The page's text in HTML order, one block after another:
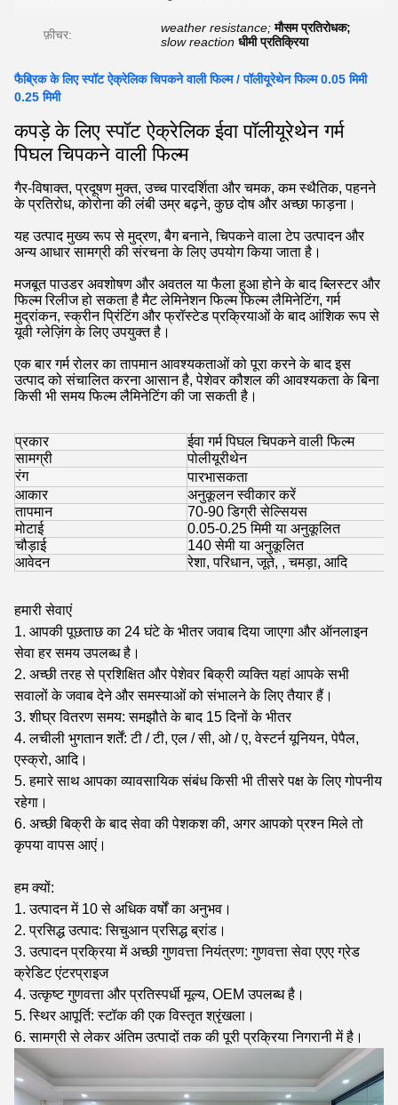
फ़ीचर: weather resistance; मौसम प्रतिरोधक;
slow reaction धीमी प्रतिक्रिया
फैब्रिक के लिए स्पॉट ऐक्रेलिक चिपकने वाली फिल्म / पॉलीयूरेथेन फिल्म 0.05 मिमी
0.25 मिमी
कपड़े के लिए स्पॉट ऐक्रेलिक ईवा पॉलीयूरेथेन गर्म
पिघल चिपकने वाली फिल्म
गैर-विषाक्त, प्रदूषण मुक्त, उच्च पारदर्शिता और चमक, कम स्थैतिक, पहनने
के प्रतिरोध, कोरोना की लंबी उम्र बढ़ने, कुछ दोष और अच्छा फाड़ना।
यह उत्पाद मुख्य रूप से मुद्रण, बैग बनाने, चिपकने वाला टेप उत्पादन और
अन्य आधार सामग्री की संरचना के लिए उपयोग किया जाता है।
मजबूत पाउडर अवशोषण और अवतल या फैला हुआ होने के बाद ब्लिस्टर और
फिल्म रिलीज हो सकता है मैट लेमिनेशन फिल्म फिल्म लैमिनेटिंग, गर्म
मुद्रांकन, स्क्रीन प्रिंटिंग और फ्रॉस्टेड प्रक्रियाओं के बाद आंशिक रूप से
यूवी ग्लेज़िंग के लिए उपयुक्त है।
एक बार गर्म रोलर का तापमान आवश्यकताओं को पूरा करने के बाद इस
उत्पाद को संचालित करना आसान है, पेशेवर कौशल की आवश्यकता के बिना
किसी भी समय फिल्म लैमिनेटिंग की जा सकती है।
प्रकार
ईवा गर्म पिघल चिपकने वाली फिल्म
सामग्री
पोलीयूरीथेन
रंग
पारभासकता
आकार
अनुकूलन स्वीकार करें
तापमान
70-90 डिग्री सेल्सियस
मोटाई
0.05-0.25 मिमी या अनुकूलित
चौड़ाई
140 सेमी या अनुकूलित
आवेदन
रेशा,परिधान, जूते, ,चमड़ा, आदि
हमारी सेवाएं
1. आपकी पूछताछ का 24 घंटे के भीतर जवाब दिया जाएगा और ऑनलाइन
सेवा हर समय उपलब्ध है।
2. अच्छी तरह से प्रशिक्षित और पेशेवर बिक्री व्यक्ति यहां आपके सभी
सवालों के जवाब देने और समस्याओं को संभालने के लिए तैयार हैं।
3. शीघ्र वितरण समय: समझौते के बाद 15 दिनों के भीतर
4. लचीली भुगतान शर्तें: टी / टी, एल / सी, ओ / ए, वेस्टर्न यूनियन, पेपैल,
एस्क्रो, आदि।
5. हमारे साथ आपका व्यावसायिक संबंध किसी भी तीसरे पक्ष के लिए गोपनीय
रहेगा।
6. अच्छी बिक्री के बाद सेवा की पेशकश की, अगर आपको प्रश्न मिले तो
कृपया वापस आएं।
हम क्यों:
1. उत्पादन में 10 से अधिक वर्षों का अनुभव।
2. प्रसिद्ध उत्पाद: सिचुआन प्रसिद्ध ब्रांड।
3. उत्पादन प्रक्रिया में अच्छी गुणवत्ता नियंत्रण: गुणवत्ता सेवा एएए ग्रेड
क्रेडिट एंटरप्राइज
4. उत्कृष्ट गुणवत्ता और प्रतिस्पर्धी मूल्य, OEM उपलब्ध है।
5. स्थिर आपूर्ति: स्टॉक की एक विस्तृत श्रृंखला।
6. सामग्री से लेकर अंतिम उत्पादों तक की पूरी प्रक्रिया निगरानी में है।